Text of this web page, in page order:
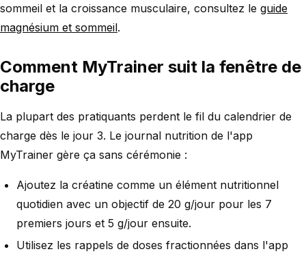
sommeil et la croissance musculaire, consultez le guide
magnésium et sommeil.
Comment MyTrainer suit la fenêtre de
charge
La plupart des pratiquants perdent le fil du calendrier de
charge dès le jour 3. Le journal nutrition de l'app
MyTrainer gère ça sans cérémonie :
Ajoutez la créatine comme un élément nutritionnel
quotidien avec un objectif de 20 g/jour pour les 7
premiers jours et 5 g/jour ensuite.
Utilisez les rappels de doses fractionnées dans l'app